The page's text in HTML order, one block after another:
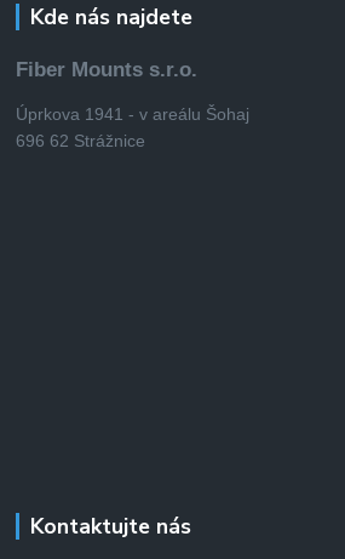
Kde nás najdete
Fiber Mounts s.r.o.
Úprkova 1941 - v areálu Šohaj
696 62 Strážnice
Kontaktujte nás